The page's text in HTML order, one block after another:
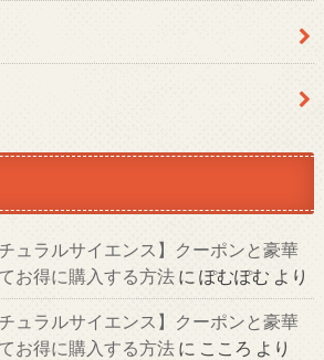
ュラルサイエンス】クーポンと豪華
お得に購入する方法に ぽむぽむ より
ュラルサイエンス】クーポンと豪華
お得に購入する方法に こころ より